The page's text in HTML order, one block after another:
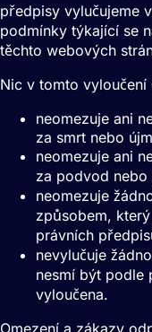
předpisy vylučujeme
podmínky týkající se
těchto webových
Nic v tomto
neomezuje ani
za smrt nebo
neomezuje ani
za podvod nebo
neomezuje
způsobem,
právních
nevylučuje
nesmí být podle
vyloučena.